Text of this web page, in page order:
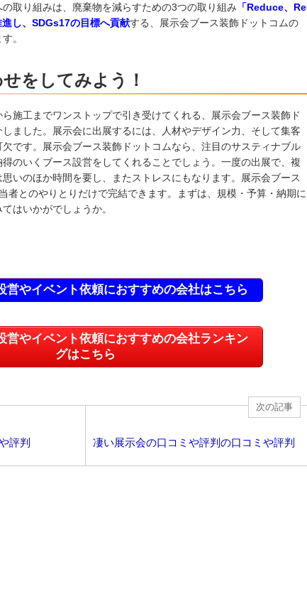
取り組みは、廃棄物を減らすための3つの取り組み 「Reduce、Re
し、SDGs17の目標へ貢献する、展示会ブース装飾ドットコムの
。
をしてみよう！
施工までワンストップで引き受けてくれる、展示会ブース装飾ド
ました。展示会に出展するには、人材やデザイン力、そして集客
です。展示会ブース装飾ドットコムなら、注目のサスティナブル
のいくブース設営をしてくれることでしょう。一度の出展で、複
いのほか時間を要し、またストレスにもなります。展示会ブース
者とのやりとりだけで完結できます。まずは、規模・予算・納期に
はいかがでしょうか。
営やイベント依頼におすすめの会社はこちら
営やイベント依頼におすすめの会社ランキン
グはこちら
評判
次の記事
凄い展示会の口コミや評判の口コミや評判